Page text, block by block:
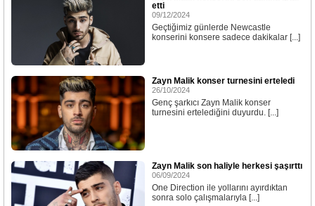
etti
09/12/2024
Geçtiğimiz günlerde Newcastle
konserini konsere sadece dakikalar [...]
Zayn Malik konser turnesini erteledi
26/10/2024
Genç şarkıcı Zayn Malik konser
turnesini ertelediğini duyurdu. [...]
Zayn Malik son haliyle herkesi şaşırttı
06/09/2024
One Direction ile yollarını ayırdıktan
sonra solo çalışmalarıyla [...]